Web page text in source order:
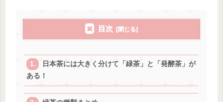
目次
日本茶には大きく分けて「緑茶」と「発酵茶」が
ある！